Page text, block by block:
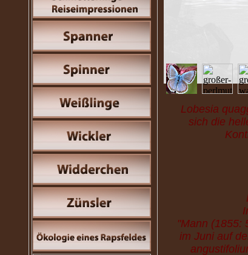
Lobesia
sich die
"Mann (1855:
im Juni auf